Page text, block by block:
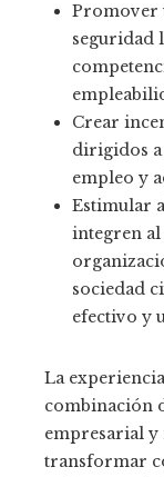
Promover
seguridad
Crear
dirigidos a
empleo y
Estimular
integren
sociedad
efectivo y
La
combinación
empresarial
transformar